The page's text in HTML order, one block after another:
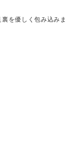
を優しく包み込みま